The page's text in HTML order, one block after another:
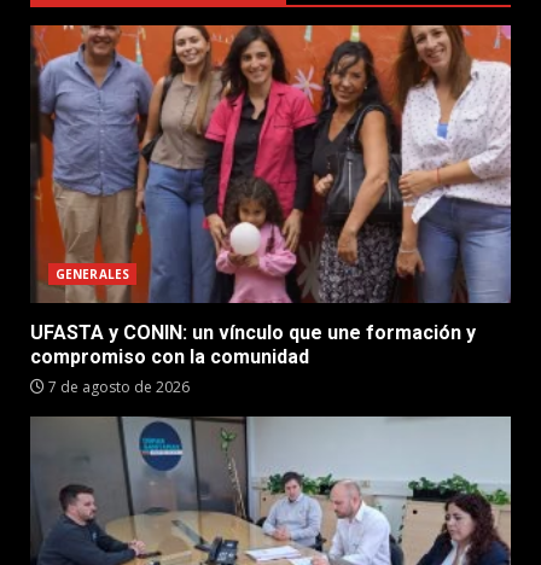
GENERALES
UFASTA y CONIN: un vínculo que une formación y
compromiso con la comunidad
7 de agosto de 2026